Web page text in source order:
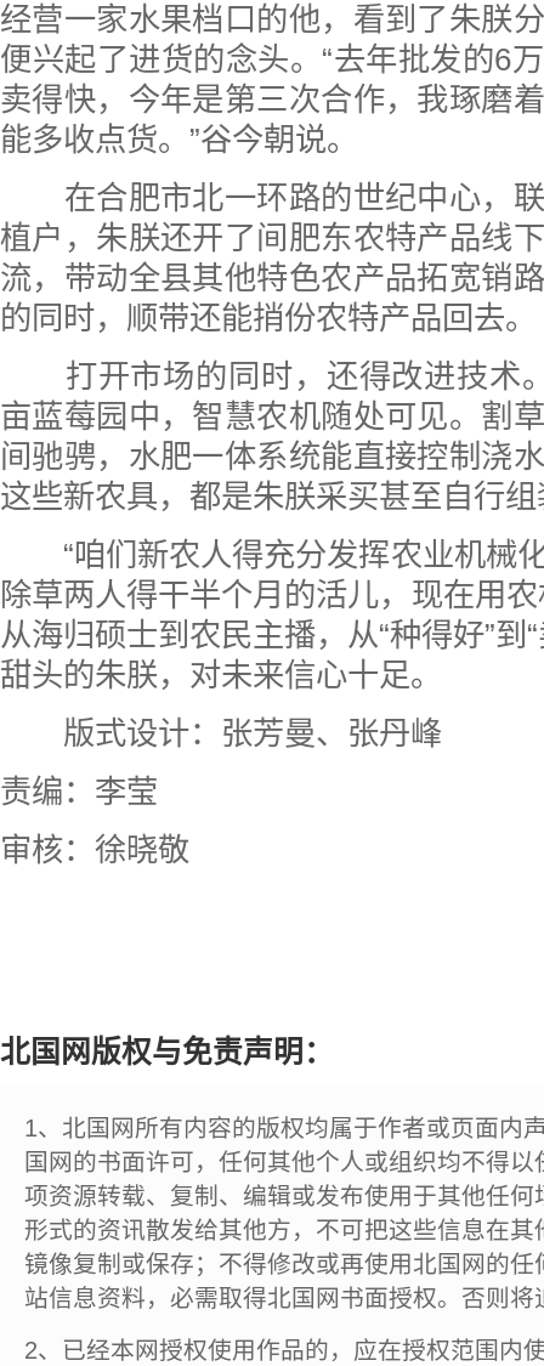
经营一家水果档口的他，看到了朱朕
便兴起了进货的念头。“去年批发的6
卖得快，今年是第三次合作，我琢磨
能多收点货。”谷今朝说。
在合肥市北一环路的世纪中心，联
植户，朱朕还开了间肥东农特产品线
流，带动全县其他特色农产品拓宽销
的同时，顺带还能捎份农特产品回去。
打开市场的同时，还得改进技术
亩蓝莓园中，智慧农机随处可见。割
间驰骋，水肥一体系统能直接控制浇
这些新农具，都是朱朕采买甚至自行
“咱们新农人得充分发挥农业机械
除草两人得干半个月的活儿，现在用
从海归硕士到农民主播，从“种得好”到
甜头的朱朕，对未来信心十足。
版式设计：张芳曼、张丹峰
责编：李莹
审核：徐晓敬
北国网版权与免责声明：
1、北国网所有内容的版权均属于作者或页面内
国网的书面许可，任何其他个人或组织均不得
项资源转载、复制、编辑或发布使用于其他任
形式的资讯散发给其他方，不可把这些信息在
镜像复制或保存；不得修改或再使用北国网的
站信息资料，必需取得北国网书面授权。否则将
2、已经本网授权使用作品的，应在授权范围内